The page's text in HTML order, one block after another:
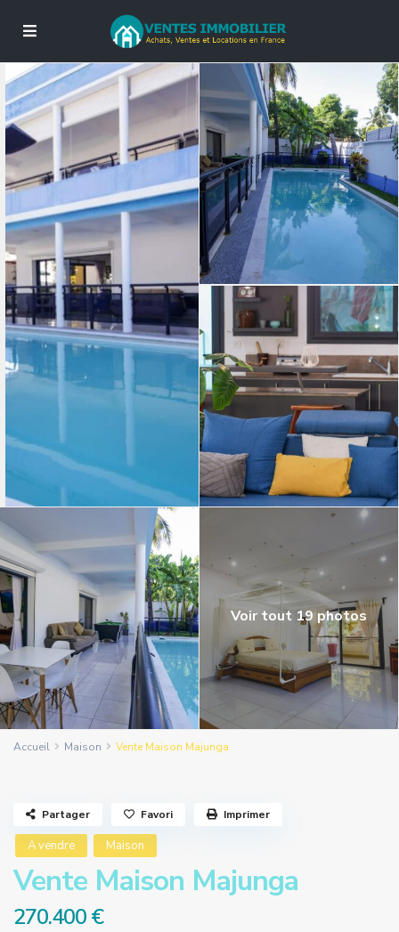
Voir tout 19 photos
Accueil Maison Vente Maison Majunga
A vendre Maison
Vente Maison Majunga
270.400 €
Partager Favori Imprimer